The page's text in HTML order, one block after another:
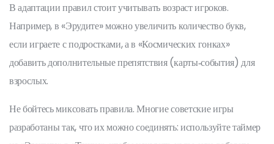
В адаптации правил стоит учитывать возраст игроков.
Например, в «Эрудите» можно увеличить количество букв,
если играете с подростками, а в «Космических гонках»
добавить дополнительные препятствия (карты‑события) для
взрослых.
Не бойтесь миксовать правила. Многие советские игры
разработаны так, что их можно соединять: используйте таймер